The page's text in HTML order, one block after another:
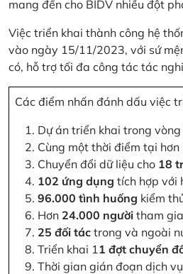
mang đến cho BIDV nhiều đột
Việc triển khai thành công hệ
vào ngày 15/11/2023, với sứ
có, hỗ trợ tối đa công tác tác
Các điểm nhấn đánh dấu việc
Dự án triển khai trong vòng
Cùng một thời điểm tại hơn
Chuyển đổi dữ liệu cho 18
102 ứng dụng tích hợp với
96.000 tình huống kiểm
Hơn 24.000 người tham gia
25 đối tác trong và ngoài
Triển khai 11 đợt chuyển
Thời gian gián đoạn dịch